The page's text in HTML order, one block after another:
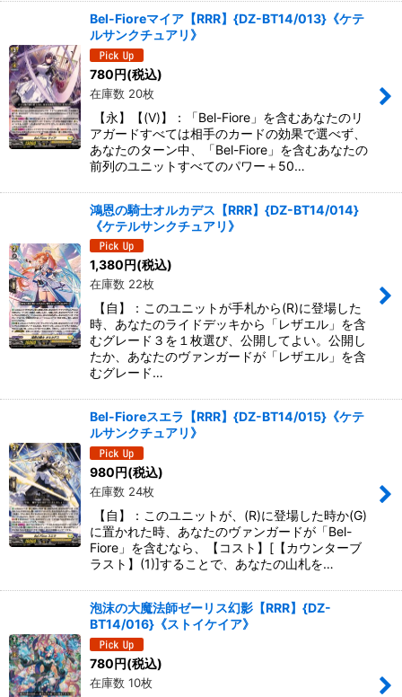
Bel-Fioreマイア【RRR】{DZ-BT14/013}《ケテ
ルサンクチュアリ》
780円(税込)
在庫数 20枚
【永】【(V)】：「Bel-Fiore」を含むあなたのリ
アガードすべては相手のカードの効果で選べず、
あなたのターン中、「Bel-Fiore」を含むあなたの
前列のユニットすべてのパワー＋50…
鴻恩の騎士オルカデス【RRR】{DZ-BT14/014}
《ケテルサンクチュアリ》
1,380円(税込)
在庫数 22枚
【自】：このユニットが手札から(R)に登場した
時、あなたのライドデッキから「レザエル」を含
むグレード３を１枚選び、公開してよい。公開し
たか、あなたのヴァンガードが「レザエル」を含
むグレード…
Bel-Fioreスエラ【RRR】{DZ-BT14/015}《ケテ
ルサンクチュアリ》
980円(税込)
在庫数 24枚
【自】：このユニットが、(R)に登場した時か(G)
に置かれた時、あなたのヴァンガードが「Bel-
Fiore」を含むなら、【コスト】[【カウンターブ
ラスト】(1)]することで、あなたの山札を…
泡沫の大魔法師ゼーリス幻影【RRR】{DZ-
BT14/016}《ストイケイア》
780円(税込)
在庫数 10枚